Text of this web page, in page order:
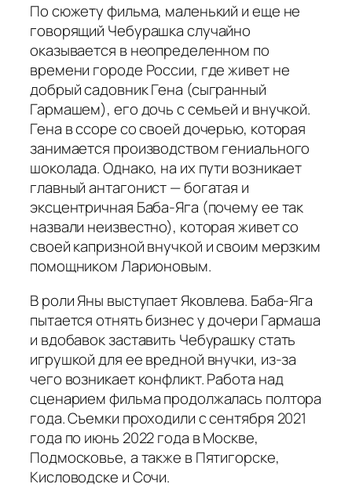
По сюжету фильма, маленький и еще не
говорящий Чебурашка случайно
оказывается в неопределенном по
времени городе России, где живет не
добрый садовник Гена (сыгранный
Гармашем), его дочь с семьей и внучкой.
Гена в ссоре со своей дочерью, которая
занимается производством гениального
шоколада. Однако, на их пути возникает
главный антагонист — богатая и
эксцентричная Баба-Яга (почему ее так
назвали неизвестно), которая живет со
своей капризной внучкой и своим мерзким
помощником Ларионовым.
В роли Яны выступает Яковлева. Баба-Яга
пытается отнять бизнес у дочери Гармаша
и вдобавок заставить Чебурашку стать
игрушкой для ее вредной внучки, из-за
чего возникает конфликт. Работа над
сценарием фильма продолжалась полтора
года. Съемки проходили с сентября 2021
года по июнь 2022 года в Москве,
Подмосковье, а также в Пятигорске,
Кисловодске и Сочи.